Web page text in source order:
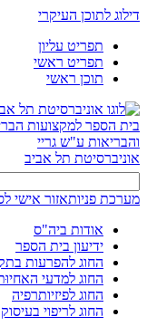
דילוג לתוכן העיקרי
תפריט עליון
תפריט ראשי
תוכן ראשי
בית הספר למקצועות
והבריאות ע"ש גריי
אוניברסיטת תל אביב
מערכת פניותאזור אישי
אודות ביה"ס
ידיעון בית הספר
החוג להפרעות
החוג למדעי
החוג לפיזיותרפיה
החוג לריפוי בעיסוק